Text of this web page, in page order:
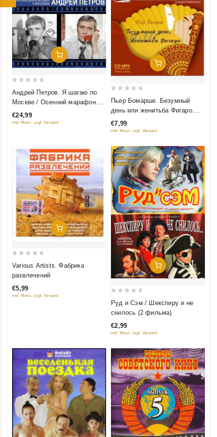
Добавить В Корзину
out
5
Андрей Петров. Я шагаю по
Москве / Осенний марафон.
Оригинальная музыка к
фильмам
€24,99
inkl. Mwst., zzgl. Versand
Добавить В Корзину
5
Пьер Бомарше. Безумный
день или женитьба Фигаро.
Радиоспектакль (аудиокнига
mp3)
€7,99
inkl. Mwst., zzgl. Versand
Добавить В Корзину
5
Various Artists. Фабрика
развлечений
€5,99
inkl. Mwst., zzgl. Versand
Добавить В Корзину
out
5
Руд и Сэм / Шекспиру и не
снилось (2 фильма)
€2,99
inkl. Mwst., zzgl. Versand